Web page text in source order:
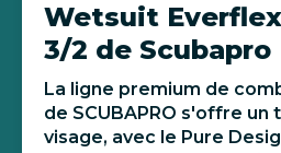
Wetsuit
3/2 de Scubapro
La ligne premium de
de SCUBAPRO s'offre un
visage, avec le Pure